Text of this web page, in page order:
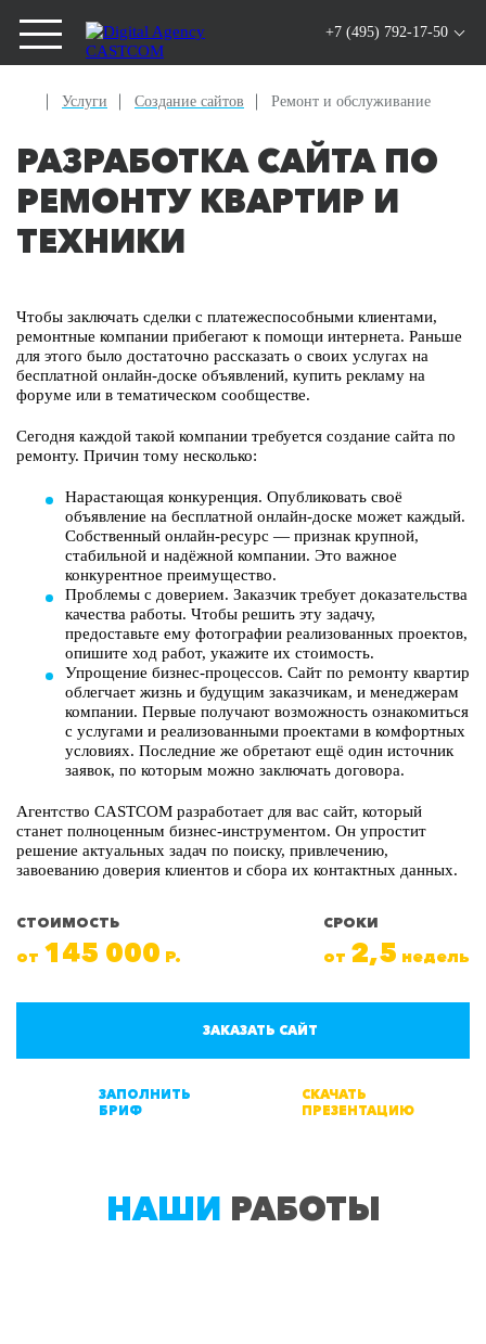
+7 (495) 792-17-50
Услуги Создание сайтов Ремонт и обслуживание
РАЗРАБОТКА САЙТА ПО
РЕМОНТУ КВАРТИР И
ТЕХНИКИ
Чтобы заключать сделки с платежеспособными клиентами,
ремонтные компании прибегают к помощи интернета. Раньше
для этого было достаточно рассказать о своих услугах на
бесплатной онлайн-доске объявлений, купить рекламу на
форуме или в тематическом сообществе.
Сегодня каждой такой компании требуется создание сайта по
ремонту. Причин тому несколько:
Нарастающая конкуренция. Опубликовать своё
объявление на бесплатной онлайн-доске может каждый.
Собственный онлайн-ресурс — признак крупной,
стабильной и надёжной компании. Это важное
конкурентное преимущество.
Проблемы с доверием. Заказчик требует доказательства
качества работы. Чтобы решить эту задачу,
предоставьте ему фотографии реализованных проектов,
опишите ход работ, укажите их стоимость.
Упрощение бизнес-процессов. Сайт по ремонту квартир
облегчает жизнь и будущим заказчикам, и менеджерам
компании. Первые получают возможность ознакомиться
с услугами и реализованными проектами в комфортных
условиях. Последние же обретают ещё один источник
заявок, по которым можно заключать договора.
Агентство CASTCOM разработает для вас сайт, который
станет полноценным бизнес-инструментом. Он упростит
решение актуальных задач по поиску, привлечению,
завоеванию доверия клиентов и сбора их контактных данных.
СТОИМОСТЬ
от 145 000 Р.
СРОКИ
от 2,5 недель
ЗАКАЗАТЬ САЙТ
ЗАПОЛНИТЬ
БРИФ
СКАЧАТЬ
ПРЕЗЕНТАЦИЮ
НАШИ РАБОТЫ